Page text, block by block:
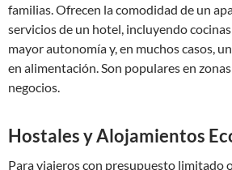
familias. Ofrecen la comodidad de un
servicios de un hotel, incluyendo
mayor autonomía y, en muchos casos,
en alimentación. Son populares en
negocios.
Hostales y Alojamientos
Para viajeros con presupuesto limitado